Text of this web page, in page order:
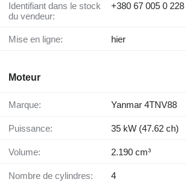
Identifiant dans le stock
du vendeur:
+380 67 005 0 228
Mise en ligne: hier
Moteur
Marque: Yanmar 4TNV88
Puissance: 35 kW (47.62 ch)
Volume: 2.190 cm³
Nombre de cylindres: 4